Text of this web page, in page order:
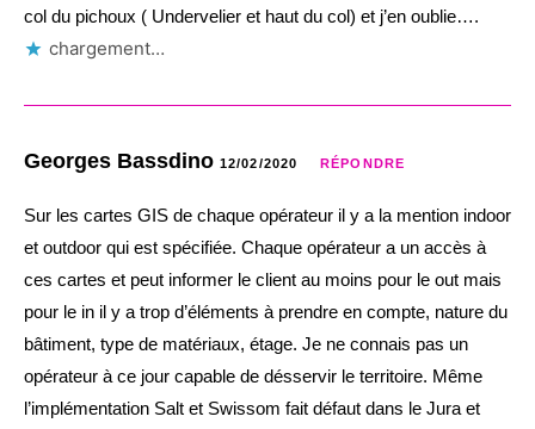
col du pichoux ( Undervelier et haut du col) et j’en oublie….
chargement…
Georges Bassdino 12/02/2020 RÉPONDRE
Sur les cartes GIS de chaque opérateur il y a la mention indoor
et outdoor qui est spécifiée. Chaque opérateur a un accès à
ces cartes et peut informer le client au moins pour le out mais
pour le in il y a trop d’éléments à prendre en compte, nature du
bâtiment, type de matériaux, étage. Je ne connais pas un
opérateur à ce jour capable de désservir le territoire. Même
l’implémentation Salt et Swissom fait défaut dans le Jura et